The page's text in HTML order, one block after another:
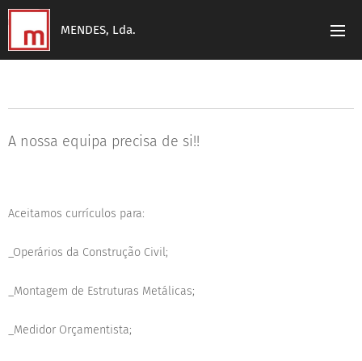
MENDES, Lda.
A nossa equipa precisa de si!!
Aceitamos currículos para:
_Operários da Construção Civil;
_Montagem de Estruturas Metálicas;
_Medidor Orçamentista;